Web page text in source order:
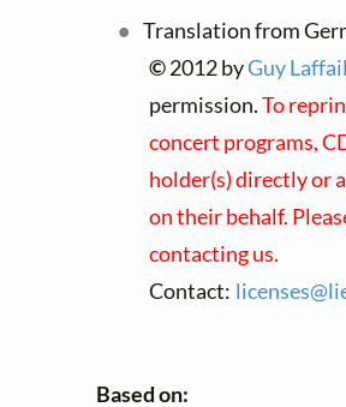
Translation from
©2012 byGuy
permission.To
concert programs,
holder(s) directly or
on their behalf.
contacting us.
Contact: licenses@
Based on: